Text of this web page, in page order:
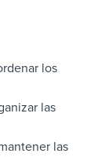
los
las
las